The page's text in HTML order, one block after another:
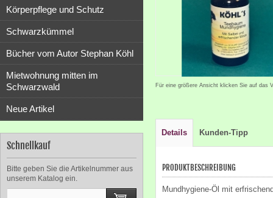
Körperpflege und Schutz
Schwarzkümmel
Bücher vom Autor Stephan Köhl
Mietwohnung mitten im
Schwarzwald
Neue Artikel
Schnellkauf
Bitte geben Sie die Artikelnummer aus
unserem Katalog ein.
Für eine größere Ansicht klicken Sie auf das
Details Kunden-Tipp
PRODUKTBESCHREIBUNG
Mundhygiene-Öl mit